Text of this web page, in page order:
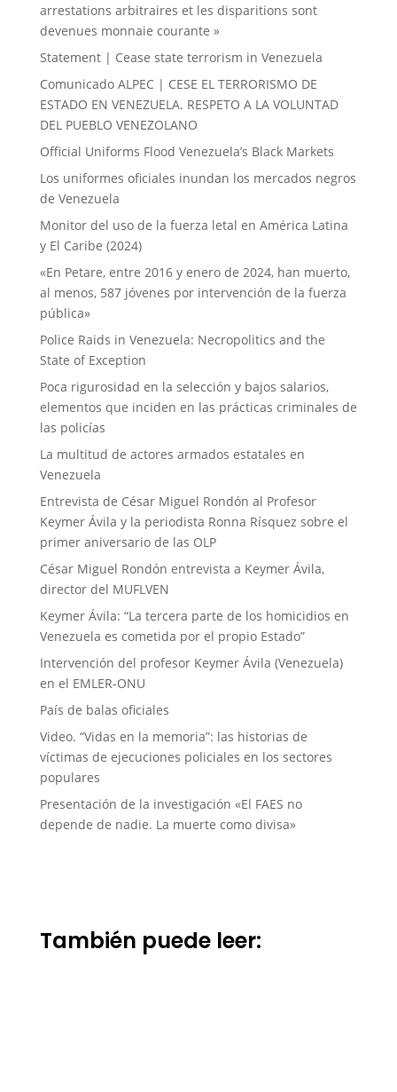
arrestations arbitraires et les disparitions sont
devenues monnaie courante »
Statement | Cease state terrorism in Venezuela
Comunicado ALPEC | CESE EL TERRORISMO DE
ESTADO EN VENEZUELA. RESPETO A LA VOLUNTAD
DEL PUEBLO VENEZOLANO
Official Uniforms Flood Venezuela’s Black Markets
Los uniformes oficiales inundan los mercados negros
de Venezuela
Monitor del uso de la fuerza letal en América Latina
y El Caribe (2024)
«En Petare, entre 2016 y enero de 2024, han muerto,
al menos, 587 jóvenes por intervención de la fuerza
pública»
Police Raids in Venezuela: Necropolitics and the
State of Exception
Poca rigurosidad en la selección y bajos salarios,
elementos que inciden en las prácticas criminales de
las policías
La multitud de actores armados estatales en
Venezuela
Entrevista de César Miguel Rondón al Profesor
Keymer Ávila y la periodista Ronna Rísquez sobre el
primer aniversario de las OLP
César Miguel Rondón entrevista a Keymer Ávila,
director del MUFLVEN
Keymer Ávila: “La tercera parte de los homicidios en
Venezuela es cometida por el propio Estado”
Intervención del profesor Keymer Ávila (Venezuela)
en el EMLER-ONU
País de balas oficiales
Video. “Vidas en la memoria”: las historias de
víctimas de ejecuciones policiales en los sectores
populares
Presentación de la investigación «El FAES no
depende de nadie. La muerte como divisa»
También puede leer: